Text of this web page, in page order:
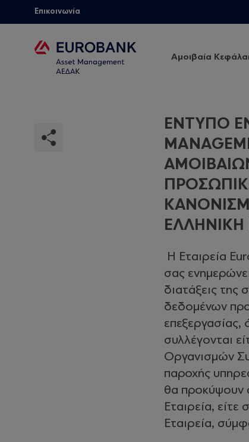
Επικοινωνία
Αμοιβαία
ΕΝΤΥΠΟ
Η Εταιρεία
σας
διατάξεις της
δεδομένων
επεξεργασίας,
συλλέγονται
Οργανισμών
παροχής
θα προκύψουν
Εταιρεία,
Εταιρεία,